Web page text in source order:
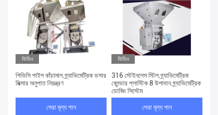
ভিডিও
পিভিসি পাইপ কাঁচামাল গ্র্যাভিমেট্রিক ডসার
মিক্সার অনুপাত নিয়ন্ত্রণ
সেরা মূল্য পান
ভিডিও
316 স্টেইনলেস স্টিল গ্র্যাভিমেট্রিক
ব্লেন্ডার প্লাস্টিক 8 উপাদান গ্র্যাভিমেট্রিক
ডোজিং সিস্টেম
সেরা মূল্য পান